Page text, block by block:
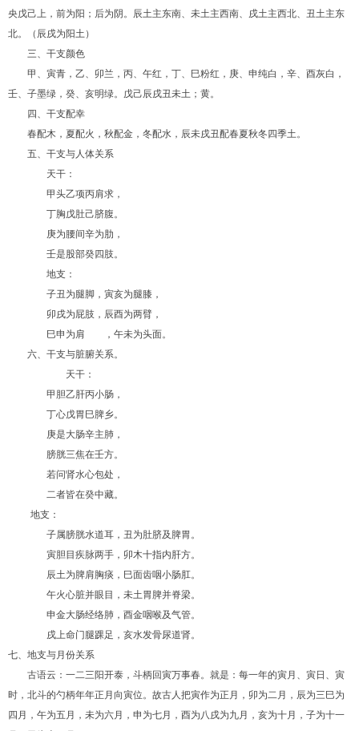
央戊己上，前为阳；后为阴。辰土主东南、未土主西南、戌土主西北、丑土主东
北。（辰戌为阳土）
三、干支颜色
甲、寅青，乙、卯兰，丙、午红，丁、巳粉红，庚、申纯白，辛、酉灰白，
壬、子墨绿，癸、亥明绿。戊己辰戌丑未土；黄。
四、干支配幸
春配木，夏配火，秋配金，冬配水，辰未戌丑配春夏秋冬四季土。
五、干支与人体关系
天干：
甲头乙项丙肩求，
丁胸戊肚己脐腹。
庚为腰间辛为肋，
壬是股部癸四肢。
地支：
子丑为腿脚，寅亥为腿膝，
卯戌为屁肢，辰酉为两臂，
巳申为肩 ，午未为头面。
六、干支与脏腑关系。
天干：
甲胆乙肝丙小肠，
丁心戊胃巳脾乡。
庚是大肠辛主肺，
膀胱三焦在壬方。
若问肾水心包处，
二者皆在癸中藏。
地支：
子属膀胱水道耳，丑为肚脐及脾胃。
寅胆目疾脉两手，卯木十指内肝方。
辰土为脾肩胸痰，巳面齿咽小肠肛。
午火心脏并眼目，未土胃脾并脊梁。
申金大肠经络肺，酉金咽喉及气管。
戌上命门腿踝足，亥水发骨尿道肾。
七、地支与月份关系
古语云：一二三阳开泰，斗柄回寅万事春。就是：每一年的寅月、寅日、寅
时，北斗的勺柄年年正月向寅位。故古人把寅作为正月，卯为二月，辰为三巳为
四月，午为五月，未为六月，申为七月，酉为八戌为九月，亥为十月，子为十一